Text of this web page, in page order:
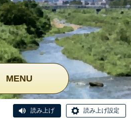
MENU
読み上げ 読み上げ設定